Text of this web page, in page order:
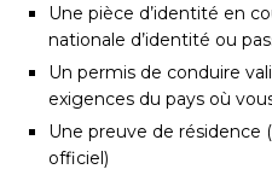
Une pièce d’identité en
nationale d’identité ou
Un permis de conduire
exigences du pays où
Une preuve de résidence
officiel)